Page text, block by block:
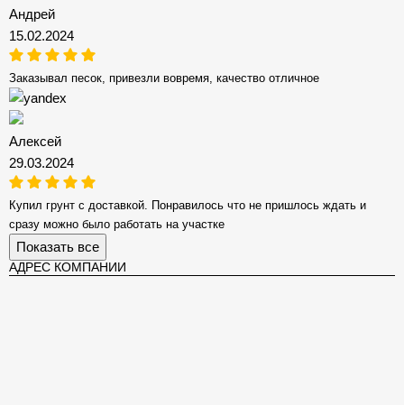
Андрей
15.02.2024
Заказывал песок, привезли вовремя, качество отличное
Алексей
29.03.2024
Купил грунт с доставкой. Понравилось что не пришлось ждать и
сразу можно было работать на участке
Показать все
АДРЕС КОМПАНИИ